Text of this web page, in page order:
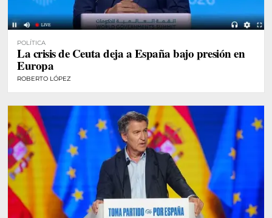
POLÍTICA
La crisis de Ceuta deja a España bajo presión en
Europa
ROBERTO LÓPEZ